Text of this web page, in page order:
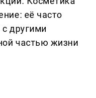
её часто
другими
частью жизни